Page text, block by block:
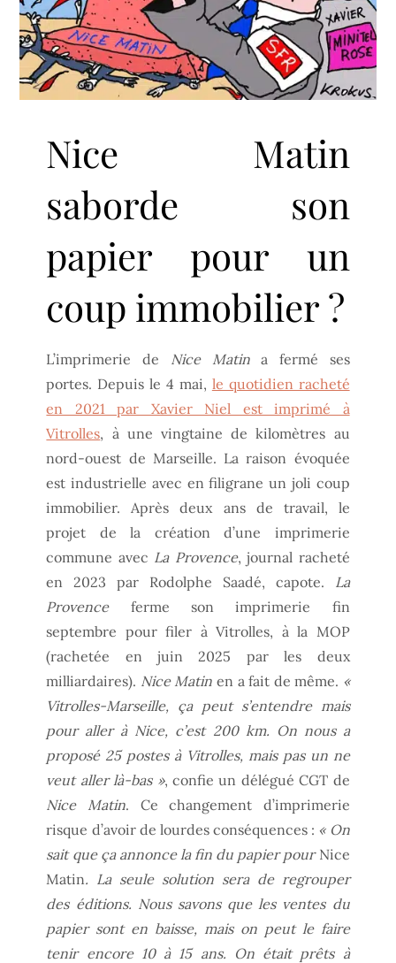
Nice Matin
saborde son
papier pour un
coup immobilier ?
L’imprimerie de Nice Matina fermé ses
portes. Depuis le 4 mai, le quotidien racheté
en 2021 par Xavier Niel est imprimé à
Vitrolles, à une vingtaine de kilomètres au
nord-ouest de Marseille. La raison évoquée
est industrielle avec en filigrane un joli coup
immobilier. Après deux ans de travail, le
projet de la création d’une imprimerie
commune avec La Provence, journal racheté
en 2023 par Rodolphe Saadé, capote.
La
Provenceferme son imprimerie fin
septembre pour filer à Vitrolles, à la MOP
(rachetée en juin 2025 par les deux
milliardaires). Nice Matin en a fait de même. «
Vitrolles-Marseille, ça peut s’entendre mais
pour aller à Nice, c’est 200 km. On nous a
proposé 25 postes à Vitrolles, mais pas un ne
veut aller là-bas », confie un délégué CGT de
Nice Matin. Ce changement d’imprimerie
risque d’avoir de lourdes conséquences : « On
sait que ça annonce la fin du papier pour Nice
Matin. La seule solution sera de regrouper
des éditions. Nous savons que les ventes du
papier sont en baisse, mais on peut le faire
tenir encore 10 à 15 ans. On était prêts à